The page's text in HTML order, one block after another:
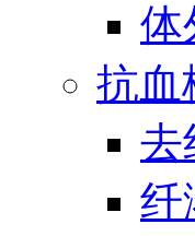
体
抗血
去
纤